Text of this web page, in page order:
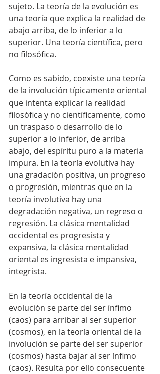
sujeto. La teoría de la evolución es
una teoría que explica la realidad de
abajo arriba, de lo inferior a lo
superior. Una teoría científica, pero
no filosófica.
Como es sabido, coexiste una teoría
de la involución típicamente oriental
que intenta explicar la realidad
filosófica y no científicamente, como
un traspaso o desarrollo de lo
superior a lo inferior, de arriba
abajo, del espíritu puro a la materia
impura. En la teoría evolutiva hay
una gradación positiva, un progreso
o progresión, mientras que en la
teoría involutiva hay una
degradación negativa, un regreso o
regresión. La clásica mentalidad
occidental es progresista y
expansiva, la clásica mentalidad
oriental es ingresista e impansiva,
integrista.
En la teoría occidental de la
evolución se parte del ser ínfimo
(caos) para arribar al ser superior
(cosmos), en la teoría oriental de la
involución se parte del ser superior
(cosmos) hasta bajar al ser ínfimo
(caos). Resulta por ello consecuente